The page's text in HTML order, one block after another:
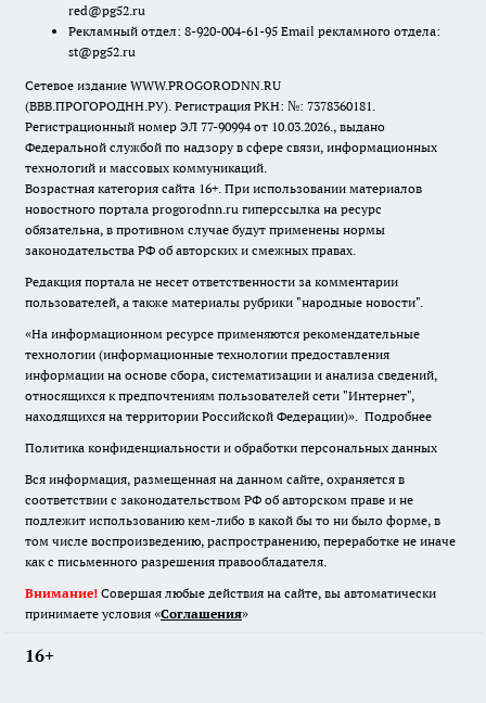
red@pg52.ru
Рекламный отдел: 8-920-004-61-95 Email рекламного отдела:
st@pg52.ru
Сетевое издание WWW.PROGORODNN.RU
(ВВВ.ПРОГОРОДНН.РУ). Регистрация РКН: №: 7378360181.
Регистрационный номер ЭЛ 77-90994 от 10.03.2026., выдано
Федеральной службой по надзору в сфере связи, информационных
технологий и массовых коммуникаций.
Возрастная категория сайта 16+. При использовании материалов
новостного портала progorodnn.ru гиперссылка на ресурс
обязательна, в противном случае будут применены нормы
законодательства РФ об авторских и смежных правах.
Редакция портала не несет ответственности за комментарии
пользователей, а также материалы рубрики "народные новости".
«На информационном ресурсе применяются рекомендательные
технологии (информационные технологии предоставления
информации на основе сбора, систематизации и анализа сведений,
относящихся к предпочтениям пользователей сети "Интернет",
находящихся на территории Российской Федерации)». Подробнее
Политика конфиденциальности и обработки персональных данных
Вся информация, размещенная на данном сайте, охраняется в
соответствии с законодательством РФ об авторском праве и не
подлежит использованию кем-либо в какой бы то ни было форме, в
том числе воспроизведению, распространению, переработке не иначе
как с письменного разрешения правообладателя.
Внимание! Совершая любые действия на сайте, вы автоматически
принимаете условия «Cоглашения»
16+